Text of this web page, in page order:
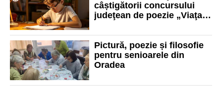
câștigătorii concursului
judeţean de poezie „Viaţa
Pictură, poezie și filosofie
pentru senioarele din
Oradea